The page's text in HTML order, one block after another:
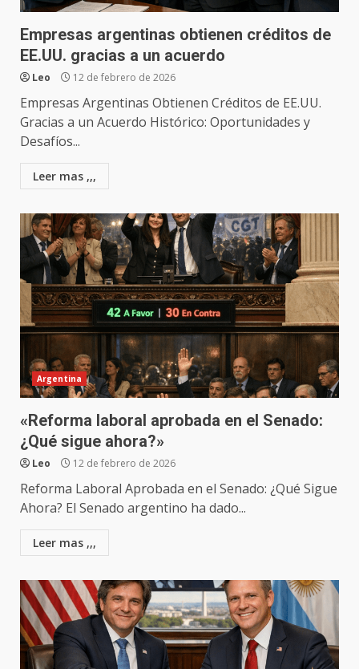
Empresas argentinas obtienen créditos de
EE.UU. gracias a un acuerdo
Leo 12 de febrero de 2026
Empresas Argentinas Obtienen Créditos de EE.UU.
Gracias a un Acuerdo Histórico: Oportunidades y
Desafíos...
Leer mas ,,,
Argentina
«Reforma laboral aprobada en el Senado:
¿Qué sigue ahora?»
Leo 12 de febrero de 2026
Reforma Laboral Aprobada en el Senado: ¿Qué Sigue
Ahora? El Senado argentino ha dado...
Leer mas ,,,